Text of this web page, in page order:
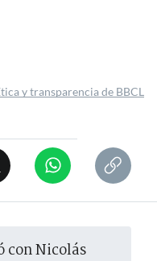
y transparencia de BBCL